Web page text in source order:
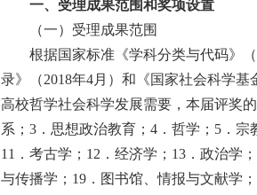
一、受理成果范围和奖项设置
（一）受理成果范围
根据国家标准《学科分类与代码》（
录》（2018年4月）和《国家社会科学
高校哲学社会科学发展需要，本届评奖
系；3．思想政治教育；4．哲学；5．宗
11．考古学；12．经济学；13．政治学
与传播学；19．图书馆、情报与文献学